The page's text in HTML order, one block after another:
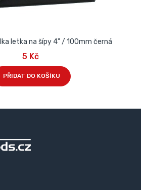
letka na šípy 4" / 100mm černá
5 Kč
PŘIDAT DO KOŠÍKU